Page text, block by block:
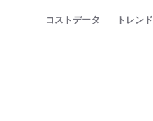
コストデータ トレンド